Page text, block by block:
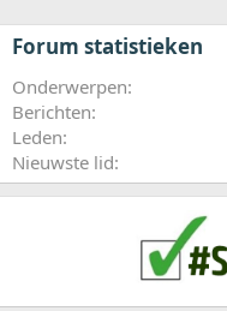
Forum statistieken
Onderwerpen
Berichten
Leden
Nieuwste lid